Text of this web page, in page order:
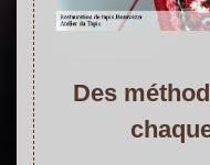
Des